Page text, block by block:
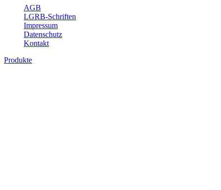
AGB
LGRB-Schriften
Impressum
Datenschutz
Kontakt
Produkte